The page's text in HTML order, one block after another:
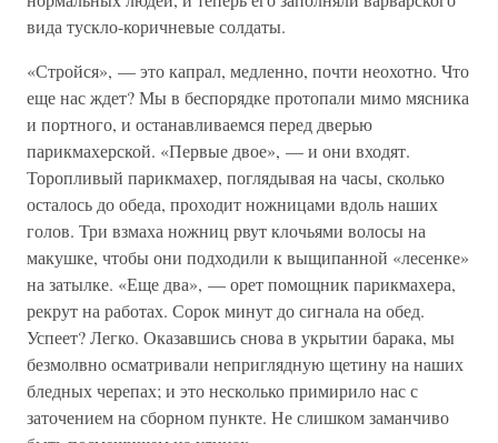
вида тускло-коричневые солдаты.
«Стройся», — это капрал, медленно, почти неохотно. Что
еще нас ждет? Мы в беспорядке протопали мимо мясника
и портного, и останавливаемся перед дверью
парикмахерской. «Первые двое», — и они входят.
Торопливый парикмахер, поглядывая на часы, сколько
осталось до обеда, проходит ножницами вдоль наших
голов. Три взмаха ножниц рвут клочьями волосы на
макушке, чтобы они подходили к выщипанной «лесенке»
на затылке. «Еще два», — орет помощник парикмахера,
рекрут на работах. Сорок минут до сигнала на обед.
Успеет? Легко. Оказавшись снова в укрытии барака, мы
безмолвно осматривали неприглядную щетину на наших
бледных черепах; и это несколько примирило нас с
заточением на сборном пункте. Не слишком заманчиво